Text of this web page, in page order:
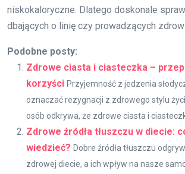
niskokaloryczne. Dlatego doskonale
dbających o linię czy prowadzących
Podobne posty:
Zdrowe ciasta i ciasteczka –
korzyści Przyjemność z jedzenia
oznaczać rezygnacji z zdrowego stylu
osób odkrywa, że zdrowe ciasta i
Zdrowe źródła tłuszczu w diecie:
wiedzieć? Dobre źródła tłuszczu
zdrowej diecie, a ich wpływ na nasze